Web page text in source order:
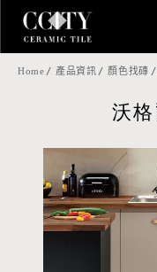
Home 產品資訊 顏色找磚
沃